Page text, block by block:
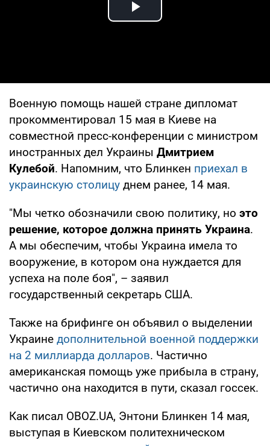
Play Video
Военную помощь нашей стране дипломат
прокомментировал 15 мая в Киеве на
совместной пресс-конференции с министром
иностранных дел Украины Дмитрием
Кулебой. Напомним, что Блинкен приехал в
украинскую столицу днем ранее, 14 мая.
"Мы четко обозначили свою политику, но это
решение, которое должна принять Украина.
А мы обеспечим, чтобы Украина имела то
вооружение, в котором она нуждается для
успеха на поле боя", – заявил
государственный секретарь США.
Также на брифинге он объявил о выделении
Украине дополнительной военной поддержки
на 2 миллиарда долларов. Частично
американская помощь уже прибыла в страну,
частично она находится в пути, сказал госсек.
Как писал OBOZ.UA, Энтони Блинкен 14 мая,
выступая в Киевском политехническом